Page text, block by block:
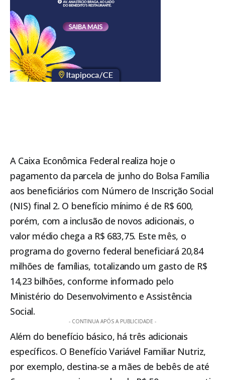
A Caixa Econômica Federal realiza hoje o
pagamento da parcela de junho do Bolsa Família
aos beneficiários com Número de Inscrição Social
(NIS) final 2. O benefício mínimo é de R$ 600,
porém, com a inclusão de novos adicionais, o
valor médio chega a R$ 683,75. Este mês, o
programa do governo federal beneficiará 20,84
milhões de famílias, totalizando um gasto de R$
14,23 bilhões, conforme informado pelo
Ministério do Desenvolvimento e Assistência
Social.
- CONTINUA APÓS A PUBLICIDADE -
Além do benefício básico, há três adicionais
específicos. O Benefício Variável Familiar Nutriz,
por exemplo, destina-se a mães de bebês de até